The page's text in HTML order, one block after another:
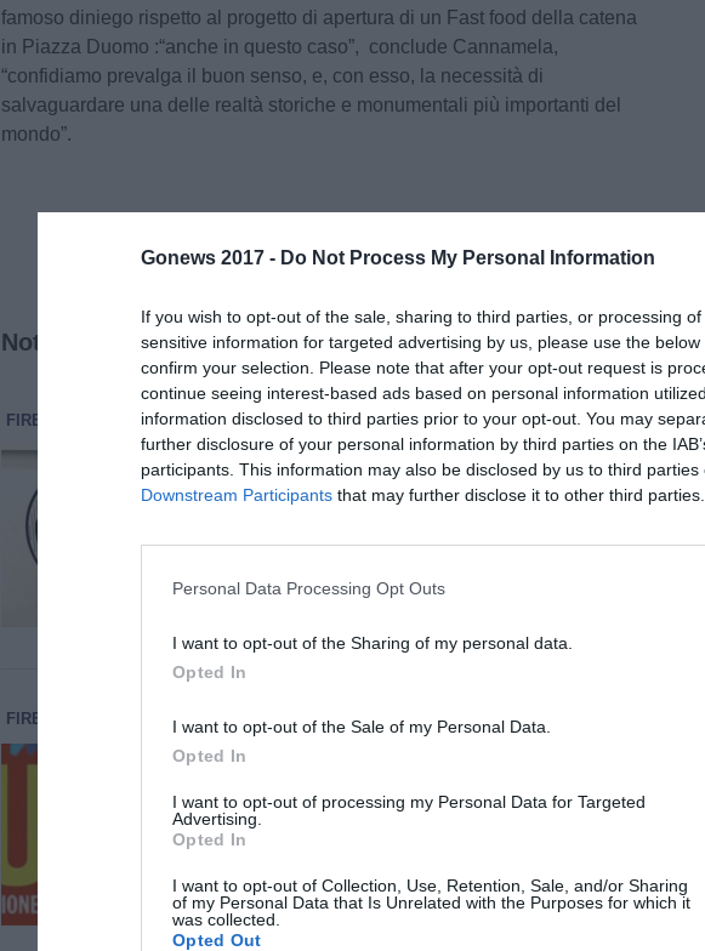
Gonews 2017 - Do Not Process My Personal Information
If you wish to opt-out of the sale, sharing to third parties, or processing
sensitive information for targeted advertising by us, please use the
confirm your selection. Please note that after your opt-out request is
continue seeing interest-based ads based on personal information
information disclosed to third parties prior to your opt-out. You may
further disclosure of your personal information by third parties on the
participants. This information may also be disclosed by us to third parties
Downstream Participants that may further disclose it to other third parties.
Personal Data Processing Opt Outs
I want to opt-out of the Sharing of my personal data.
Opted In
I want to opt-out of the Sale of my Personal Data.
Opted In
I want to opt-out of processing my Personal Data for Targeted
Advertising.
Opted In
I want to opt-out of Collection, Use, Retention, Sale, and/or Sharing
of my Personal Data that Is Unrelated with the Purposes for which it
was collected.
Opted Out
famoso diniego rispetto al progetto di apertura di un Fast food della catena
in Piazza Duomo :“anche in questo caso”, conclude Cannamela,
“confidiamo prevalga il buon senso, e, con esso, la necessità di
salvaguardare una delle realtà storiche e monumentali più importanti del
mondo”.
Fonte: Confesercenti - Ufficio Stampa
Notizie correlate
FIRENZE ECONOMIA E LAVORO 30 Dicembre 2017
La fotografia di fine anno delle imprese
fatta da Cna Firenze
diffusi dal Camera di Commercio di [...]
FIRENZE ECONOMIA E LAVORO 29 Dicembre 2017
Altri due art.90 a Firenze, USB: "Due nuove
"Con due determine del 28 dicembre 2017, la
09646 e la 09645, l’Amministrazione Comunale ha
uno come collaboratore del Sindaco Nardella e uno
[...]